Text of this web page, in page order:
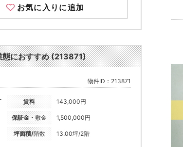
お気に入りに追加
態におすすめ (213871)
物件ID：213871
賃料 143,000円
保証金・敷金 1,500,000円
坪面積/階数 13.00坪/2階